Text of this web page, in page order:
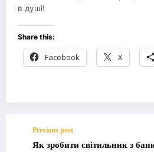
в душі!
Share this:
Facebook X
Previous post
Як зробити світильник з